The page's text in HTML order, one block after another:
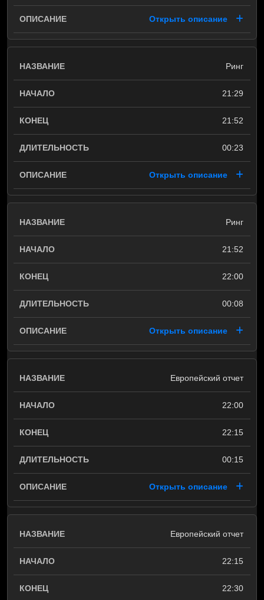
Открыть описание
Ринг
21:29
21:52
00:23
Открыть описание
Ринг
21:52
22:00
00:08
Открыть описание
Европейский отчет
22:00
22:15
00:15
Открыть описание
Европейский отчет
22:15
22:30